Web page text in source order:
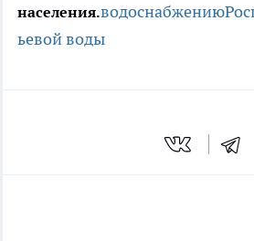
населения.водоснабжению
ьевой воды